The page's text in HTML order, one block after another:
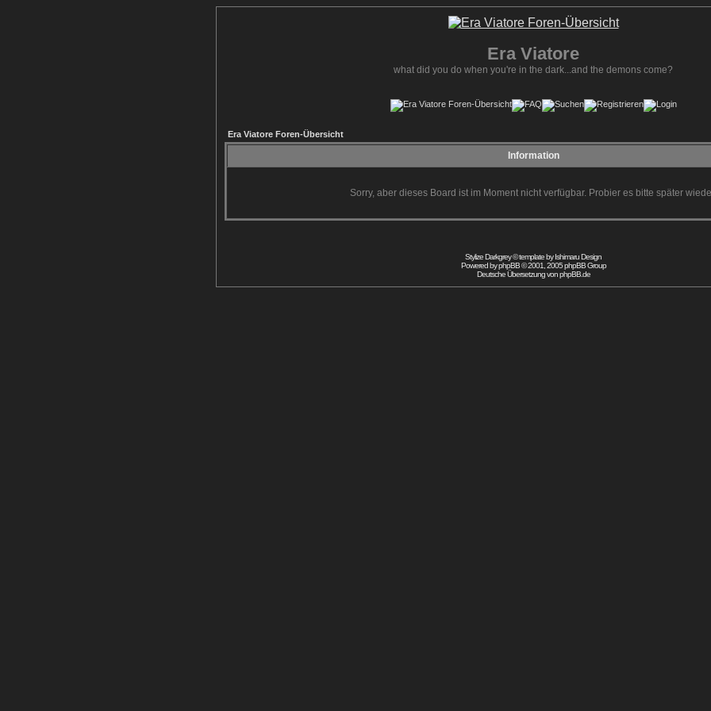
Era Viatore
what did you do when you're in the dark...and the demons come?
Era Viatore Foren-Übersicht
Information
Sorry, aber dieses Board ist im Moment nicht verfügbar. Probier es bitte später
Stylize Darkgrey © template byIshimaru Design
Powered byphpBB© 2001, 2005 phpBB Group
Deutsche Übersetzung vonphpBB.de